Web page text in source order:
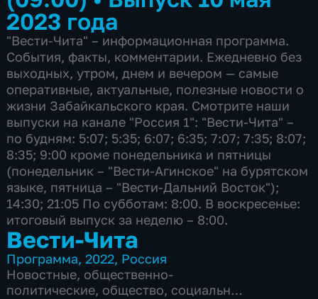
2023 года
"Вести-Чита" – информационная программа.
События, факты, комментарии. Ежедневно без
выходных, утром, днем и вечером — самые
оперативные, актуальные, полезные новости о
жизни Забайкальского края. Смотрите наши
выпуски на канале "Россия 1": "Вести-Чита" –
по будням: 5:07; 5:35; 6:07; 6:35; 7:07; 7:35; 8:07;
8:35; 9:00 кроме понедельника и пятницы
(понедельник – "Вести-Агинское" на бурятском
языке, пятница – "Вести-Дальний Восток");
14:30; 21:05 По субботам: 8:00. В воскресенье:
итоговый выпуск за неделю – 8:00.
Вести-Чита
Программа,2022, Россия
Новостные, общественно-
политические, общество, социально-